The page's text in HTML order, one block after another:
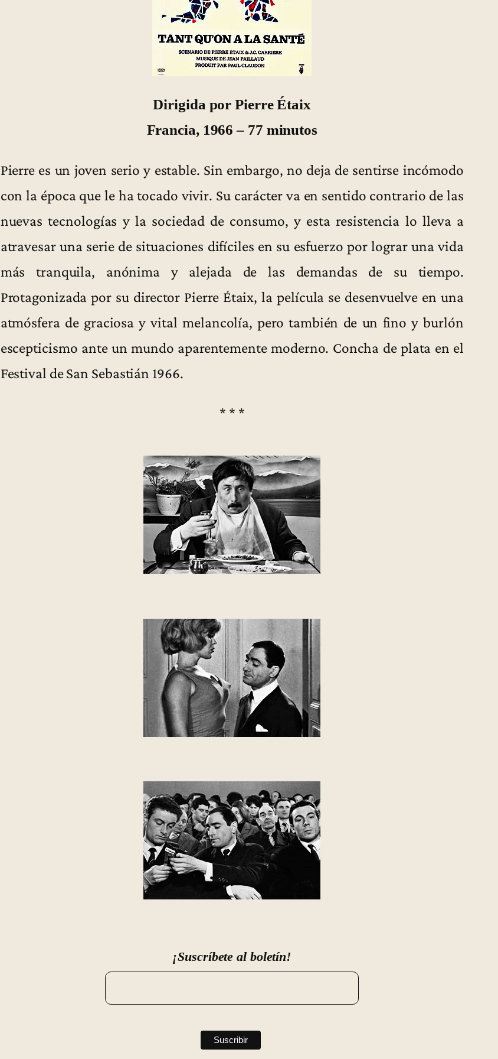
Dirigida por Pierre Étaix
Francia, 1966 – 77 minutos
Pierre es un joven serio y estable. Sin embargo, no deja de sentirse incómodo
con la época que le ha tocado vivir. Su carácter va en sentido contrario de las
nuevas tecnologías y la sociedad de consumo, y esta resistencia lo lleva a
atravesar una serie de situaciones difíciles en su esfuerzo por lograr una vida
más tranquila, anónima y alejada de las demandas de su tiempo.
Protagonizada por su director Pierre Étaix, la película se desenvuelve en una
atmósfera de graciosa y vital melancolía, pero también de un fino y burlón
escepticismo ante un mundo aparentemente moderno. Concha de plata en el
Festival de San Sebastián 1966.
* * *
¡Suscríbete al boletín!